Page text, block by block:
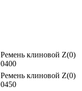
Ремень клиновой Z(0)
0400
Ремень клиновой Z(0)
0450